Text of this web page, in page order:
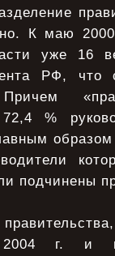
К маю
уже 16
РФ, что
%
подчинены
г. и